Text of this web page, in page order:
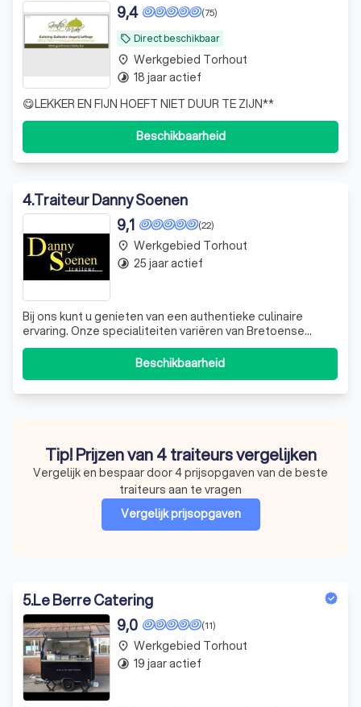
local_offer Direct beschikbaar
(75)
9,4
😋LEKKER EN FIJN HOEFT NIET DUUR TE ZIJN**
Beschikbaarheid
place Werkgebied Torhout
timelapse 18 jaar actief
4.Traiteur Danny Soenen
(22)
9,1
Bij ons kunt u genieten van een authentieke culinaire
ervaring. Onze specialiteiten variëren van Bretoense
vissoep tot varkensgebraad op grootmoeders wijze,
vergezeld van een groentekrans en kroketjes. Onze
barbecue biedt een scala aan vlees, waaronder
Beschikbaarheid
place Werkgebied Torhout
timelapse 25 jaar actief
Tip! Prijzen van 4 traiteurs vergelijken
Vergelijk en bespaar door 4 prijsopgaven van de beste
traiteurs aan te vragen
Vergelijk prijsopgaven
5.Le Berre Catering
(11)
9,0
place Werkgebied Torhout
timelapse 19 jaar actief